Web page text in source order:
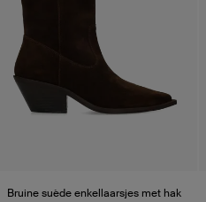
Bruine suède enkellaarsjes met hak